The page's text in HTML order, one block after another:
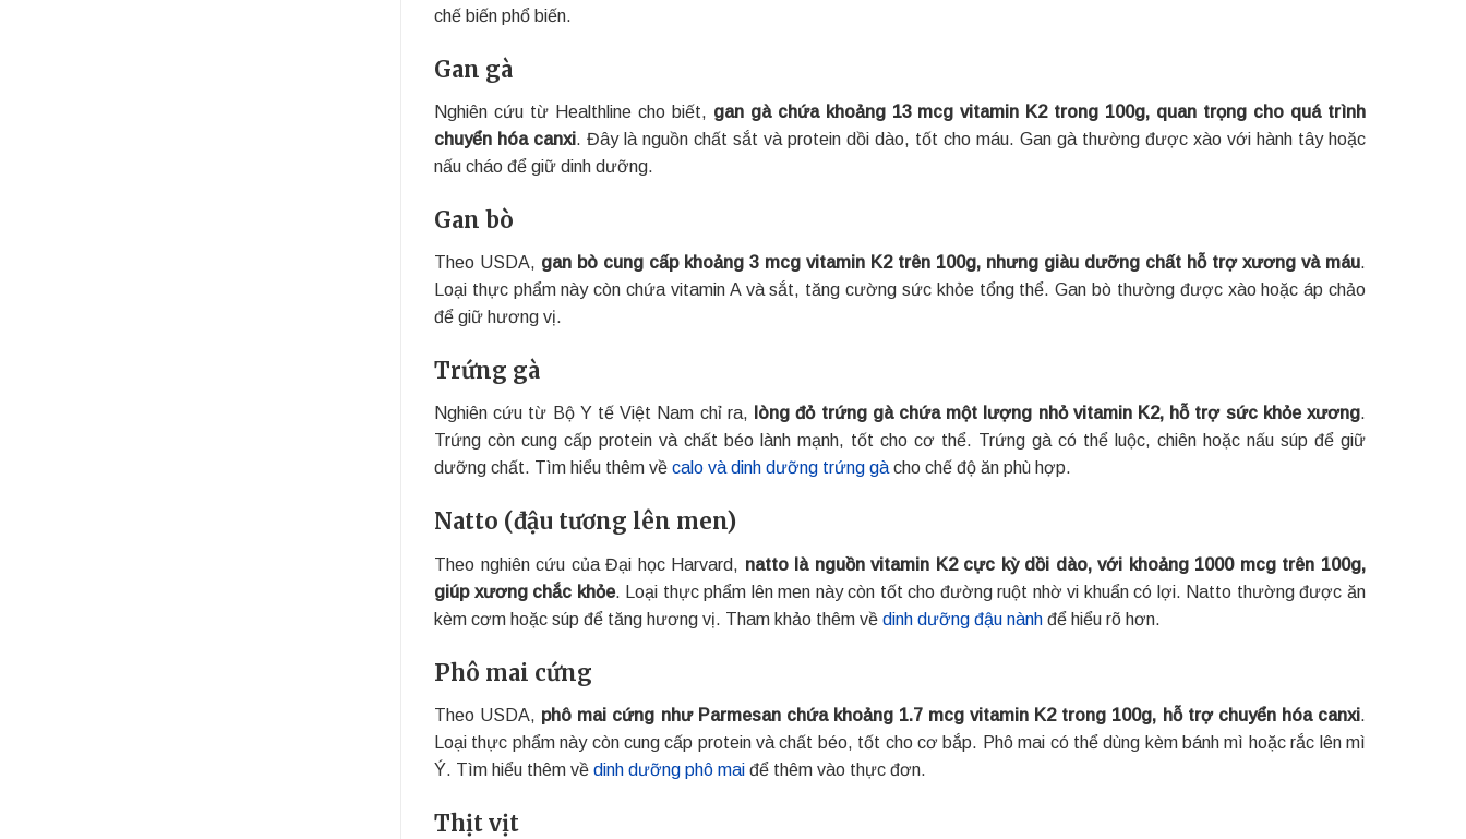
chế biến phổ biến.
Gan gà
Nghiên cứu từ Healthline cho biết, gan gà chứa khoảng 13 mcg vitamin K2 trong 100g, quan trọng cho quá trình
chuyển hóa canxi. Đây là nguồn chất sắt và protein dồi dào, tốt cho máu. Gan gà thường được xào với hành tây hoặc
nấu cháo để giữ dinh dưỡng.
Gan bò
Theo USDA, gan bò cung cấp khoảng 3 mcg vitamin K2 trên 100g, nhưng giàu dưỡng chất hỗ trợ xương và máu.
Loại thực phẩm này còn chứa vitamin A và sắt, tăng cường sức khỏe tổng thể. Gan bò thường được xào hoặc áp chảo
để giữ hương vị.
Trứng gà
Nghiên cứu từ Bộ Y tế Việt Nam chỉ ra, lòng đỏ trứng gà chứa một lượng nhỏ vitamin K2, hỗ trợ sức khỏe xương.
Trứng còn cung cấp protein và chất béo lành mạnh, tốt cho cơ thể. Trứng gà có thể luộc, chiên hoặc nấu súp để giữ
dưỡng chất. Tìm hiểu thêm về calo và dinh dưỡng trứng gà cho chế độ ăn phù hợp.
Natto (đậu tương lên men)
Theo nghiên cứu của Đại học Harvard, natto là nguồn vitamin K2 cực kỳ dồi dào, với khoảng 1000 mcg trên 100g,
giúp xương chắc khỏe. Loại thực phẩm lên men này còn tốt cho đường ruột nhờ vi khuẩn có lợi. Natto thường được ăn
kèm cơm hoặc súp để tăng hương vị. Tham khảo thêm về dinh dưỡng đậu nành để hiểu rõ hơn.
Phô mai cứng
Theo USDA, phô mai cứng như Parmesan chứa khoảng 1.7 mcg vitamin K2 trong 100g, hỗ trợ chuyển hóa canxi.
Loại thực phẩm này còn cung cấp protein và chất béo, tốt cho cơ bắp. Phô mai có thể dùng kèm bánh mì hoặc rắc lên mì
Ý. Tìm hiểu thêm về dinh dưỡng phô mai để thêm vào thực đơn.
Thịt vịt